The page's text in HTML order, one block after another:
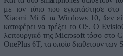
με τον τύπο που εγκατάστησε
Xiaomi Mi 6 τα Windows 10, δεν
καταφέρει να τρέξει το OS. Ο
λειτουργικό της Microsoft τόσο στο
OnePlus 6T, τα οποία διαθέτουν των